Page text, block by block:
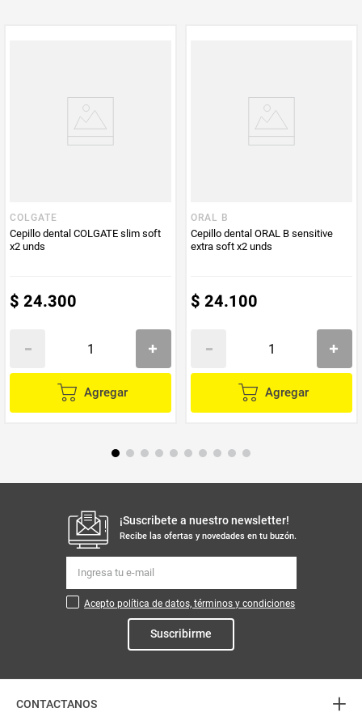
COLGATE
Cepillo dental COLGATE slim soft
x2 unds
$ 24.300
Agregar
ORAL B
Cepillo dental ORAL B sensitive
extra soft x2 unds
$ 24.100
Agregar
¡Suscribete a nuestro newsletter!
Recibe las ofertas y novedades en tu buzón.
Acepto política de datos, términos y condiciones
Suscribirme
CONTACTANOS +